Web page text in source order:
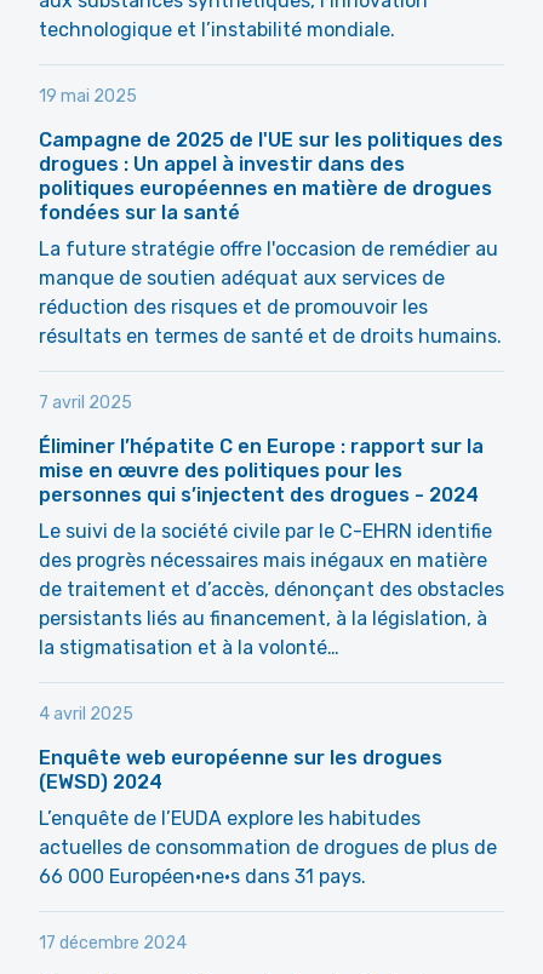
technologique et l’instabilité mondiale.
19 mai 2025
Campagne de 2025 de l'UE sur les politiques des
drogues : Un appel à investir dans des
politiques européennes en matière de drogues
fondées sur la santé
La future stratégie offre l'occasion de remédier au
manque de soutien adéquat aux services de
réduction des risques et de promouvoir les
résultats en termes de santé et de droits humains.
7 avril 2025
Éliminer l’hépatite C en Europe : rapport sur la
mise en œuvre des politiques pour les
personnes qui s’injectent des drogues - 2024
Le suivi de la société civile par le C-EHRN identifie
des progrès nécessaires mais inégaux en matière
de traitement et d’accès, dénonçant des obstacles
persistants liés au financement, à la législation, à
la stigmatisation et à la volonté…
4 avril 2025
Enquête web européenne sur les drogues
(EWSD) 2024
L’enquête de l’EUDA explore les habitudes
actuelles de consommation de drogues de plus de
66 000 Européen·ne·s dans 31 pays.
17 décembre 2024